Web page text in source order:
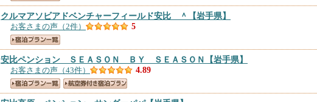
クルマアソビアドベンチャーフィールド安比 ＾ 【岩手県】
お客さまの声（2件） 5
安比ペンション ＳＥＡＳＯＮ ＢＹ ＳＥＡＳＯＮ 【岩手県】
お客さまの声（43件） 4.89